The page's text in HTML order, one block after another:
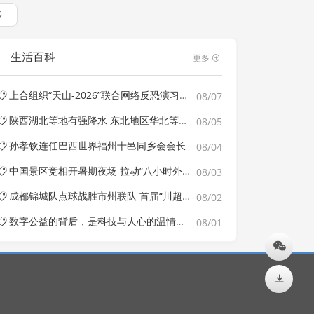
生活百科 更多
08/07
上合组织“天山-2026”联合网络反恐演习在新疆举行
08/05
陕西湖北等地有强降水 东北地区华北等地有强对流天气
08/04
孙孝钦连任巴西世界福州十邑同乡会会长
08/03
中国景区竞相开暑期夜场 拉动“八小时外”消费
08/02
成都锦城队点球战胜市州联队 首届“川超”收官
08/01
数字公益的背后，是科技与人心的温情交织